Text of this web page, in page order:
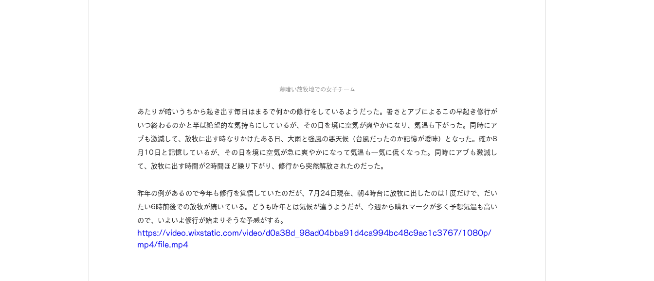
薄暗い放牧地での女子チーム
あたりが暗いうちから起き出す毎日はまるで何かの修行をしているようだった。暑さとアブによるこの早起き修行が
いつ終わるのかと半ば絶望的な気持ちにしているが、その日を境に空気が爽やかになり、気温も下がった。同時にア
ブも激減して、放牧に出す時なりかけたある日、大雨と強風の悪天候（台風だったのか記憶が曖昧）となった。確か8
月10日と記憶しているが、その日を境に空気が急に爽やかになって気温も一気に低くなった。同時にアブも激減し
て、放牧に出す時間が2時間ほど繰り下がり、修行から突然解放されたのだった。
昨年の例があるので今年も修行を覚悟していたのだが、7月24日現在、朝4時台に放牧に出したのは1度だけで、だい
たい6時前後での放牧が続いている。どうも昨年とは気候が違うようだが、今週から晴れマークが多く予想気温も高い
ので、いよいよ修行が始まりそうな予感がする。
https://video.wixstatic.com/video/d0a38d_98ad04bba91d4ca994bc48c9ac1c3767/1080p/
mp4/file.mp4